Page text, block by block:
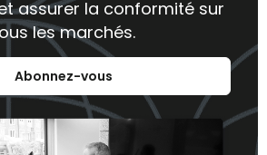
assurer la conformité sur
les marchés.
Abonnez-vous